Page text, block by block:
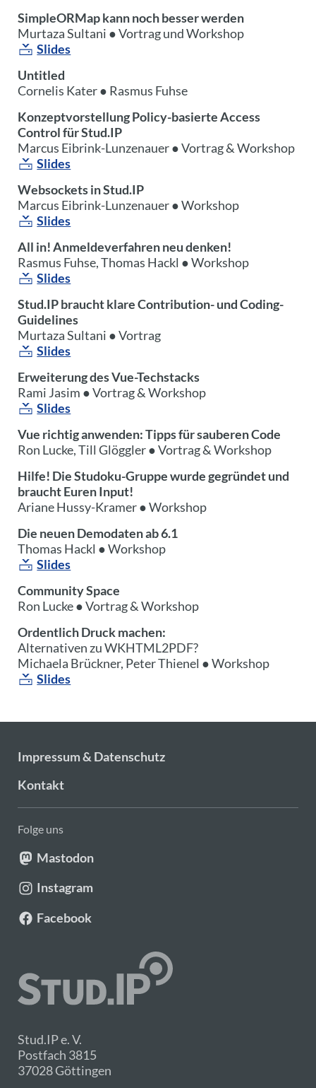
SimpleORMap kann noch besser werden
Murtaza Sultani ● Vortrag und Workshop
Slides
Untitled
Cornelis Kater ● Rasmus Fuhse
Konzeptvorstellung Policy-basierte Access
Control für Stud.IP
Marcus Eibrink-Lunzenauer ● Vortrag & Workshop
Slides
Websockets in Stud.IP
Marcus Eibrink-Lunzenauer ● Workshop
Slides
All in! Anmeldeverfahren neu denken!
Rasmus Fuhse, Thomas Hackl ● Workshop
Slides
Stud.IP braucht klare Contribution- und Coding-
Guidelines
Murtaza Sultani ● Vortrag
Slides
Erweiterung des Vue-Techstacks
Rami Jasim ● Vortrag & Workshop
Slides
Vue richtig anwenden: Tipps für sauberen Code
Ron Lucke, Till Glöggler ● Vortrag & Workshop
Hilfe! Die Studoku-Gruppe wurde gegründet und
braucht Euren Input!
Ariane Hussy-Kramer ● Workshop
Die neuen Demodaten ab 6.1
Thomas Hackl ● Workshop
Slides
Community Space
Ron Lucke ● Vortrag & Workshop
Ordentlich Druck machen:
Alternativen zu WKHTML2PDF?
Michaela Brückner, Peter Thienel ● Workshop
Slides
Impressum & Datenschutz
Kontakt
Folge uns
Mastodon
Instagram
Facebook
Stud.IP e. V.
Postfach 3815
37028 Göttingen